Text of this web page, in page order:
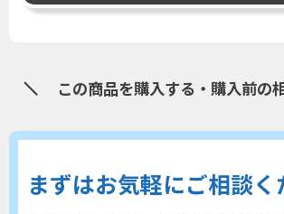
この商品を購入する・購入前の
まずはお気軽にご相談く